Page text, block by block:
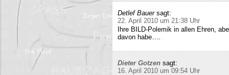
Detlef Bauer sagt:
22. April 2010 um 21:38 Uhr
Ihre BILD-Polemik in allen Ehren,
davon habe….
Dieter Gotzen sagt:
16. April 2010 um 09:54 Uhr